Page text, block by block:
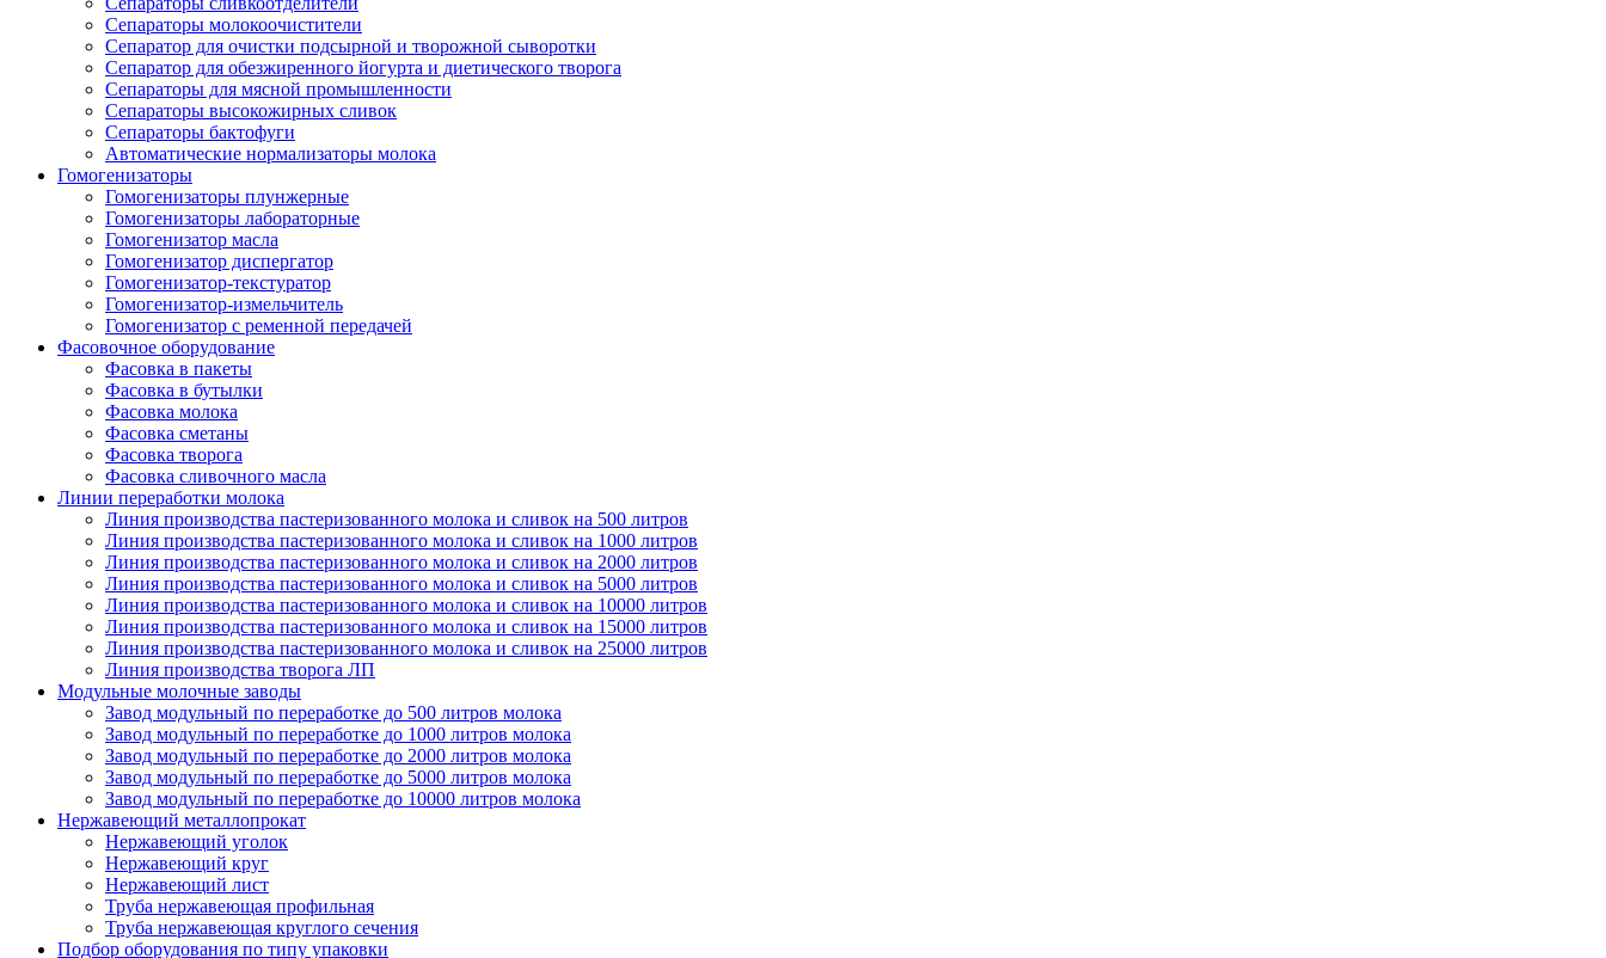
Сепараторы молокоочистители
Сепаратор для очистки подсырной и творожной сыворотки
Сепаратор для обезжиренного йогурта и диетического творога
Сепараторы для мясной промышленности
Сепараторы высокожирных сливок
Сепараторы бактофуги
Автоматические нормализаторы молока
Гомогенизаторы
Гомогенизаторы плунжерные
Гомогенизаторы лабораторные
Гомогенизатор масла
Гомогенизатор диспергатор
Гомогенизатор-текстуратор
Гомогенизатор-измельчитель
Гомогенизатор с ременной передачей
Фасовочное оборудование
Фасовка в пакеты
Фасовка в бутылки
Фасовка молока
Фасовка сметаны
Фасовка творога
Фасовка сливочного масла
Линии переработки молока
Линия производства пастеризованного молока и сливок на 500 литров
Линия производства пастеризованного молока и сливок на 1000 литров
Линия производства пастеризованного молока и сливок на 2000 литров
Линия производства пастеризованного молока и сливок на 5000 литров
Линия производства пастеризованного молока и сливок на 10000 литров
Линия производства пастеризованного молока и сливок на 15000 литров
Линия производства пастеризованного молока и сливок на 25000 литров
Линия производства творога ЛП
Модульные молочные заводы
Завод модульный по переработке до 500 литров молока
Завод модульный по переработке до 1000 литров молока
Завод модульный по переработке до 2000 литров молока
Завод модульный по переработке до 5000 литров молока
Завод модульный по переработке до 10000 литров молока
Нержавеющий металлопрокат
Нержавеющий уголок
Нержавеющий круг
Нержавеющий лист
Труба нержавеющая профильная
Труба нержавеющая круглого сечения
Подбор оборудования по типу упаковки